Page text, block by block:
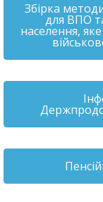
Збірка
для ВПО
населення,